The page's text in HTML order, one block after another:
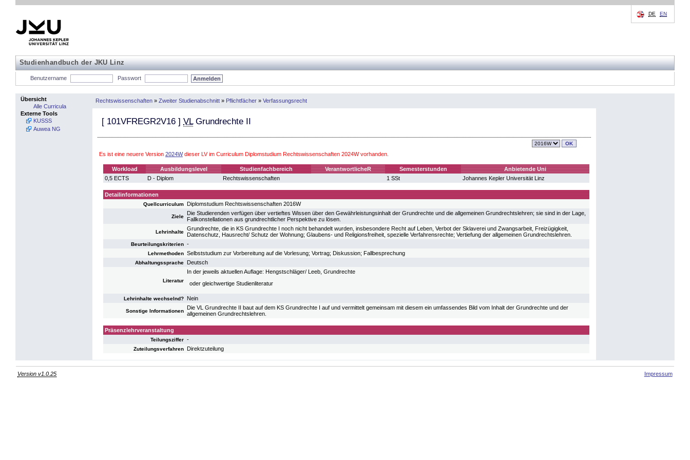
Studienhandbuch der JKU Linz
DE EN
Benutzername Passwort
Übersicht
Alle Curricula
Externe Tools
KUSSS
Auwea NG
Rechtswissenschaften » Zweiter Studienabschnitt » Pflichtfächer » Verfassungsrecht
[ 101VFREGR2V16 ] VLGrundrechte II
Es ist eine neuere Version 2024Wdieser LV im Curriculum Diplomstudium Rechtswissenschaften 2024W vorhanden.
Workload Ausbildungslevel Studienfachbereich VerantwortlicheR Semesterstunden
Anbietende Uni
0,5 ECTS
D - Diplom Rechtswissenschaften 1 SSt Johannes Kepler Universität Linz
Detailinformationen
Quellcurriculum Diplomstudium Rechtswissenschaften 2016W
Ziele
Die Studierenden verfügen über vertieftes Wissen über den Gewährleistungsinhalt der Grundrechte und die allgemeinen Grundrechtslehren; sie sind in der Lage,
Fallkonstellationen aus grundrechtlicher Perspektive zu lösen.
Lehrinhalte
Grundrechte, die in KS Grundrechte I noch nicht behandelt wurden, insbesondere Recht auf Leben, Verbot der Sklaverei und Zwangsarbeit, Freizügigkeit,
Datenschutz, Hausrecht/ Schutz der Wohnung; Glaubens- und Religionsfreiheit, spezielle Verfahrensrechte; Vertiefung der allgemeinen Grundrechtslehren.
Beurteilungskriterien -
Lehrmethoden Selbststudium zur Vorbereitung auf die Vorlesung; Vortrag; Diskussion; Fallbesprechung
Abhaltungssprache Deutsch
Literatur
In der jeweils aktuellen Auflage: Hengstschläger/ Leeb, Grundrechte
oder gleichwertige Studienliteratur
Lehrinhalte wechselnd? Nein
Sonstige Informationen
Die VL Grundrechte II baut auf dem KS Grundrechte I auf und vermittelt gemeinsam mit diesem ein umfassendes Bild vom Inhalt der Grundrechte und der
allgemeinen Grundrechtslehren.
Präsenzlehrveranstaltung
Teilungsziffer -
Zuteilungsverfahren Direktzuteilung
Version v1.0.25 Impressum